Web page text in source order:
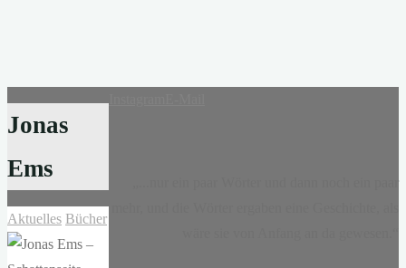
Jonas
Ems
Aktuelles Bücher